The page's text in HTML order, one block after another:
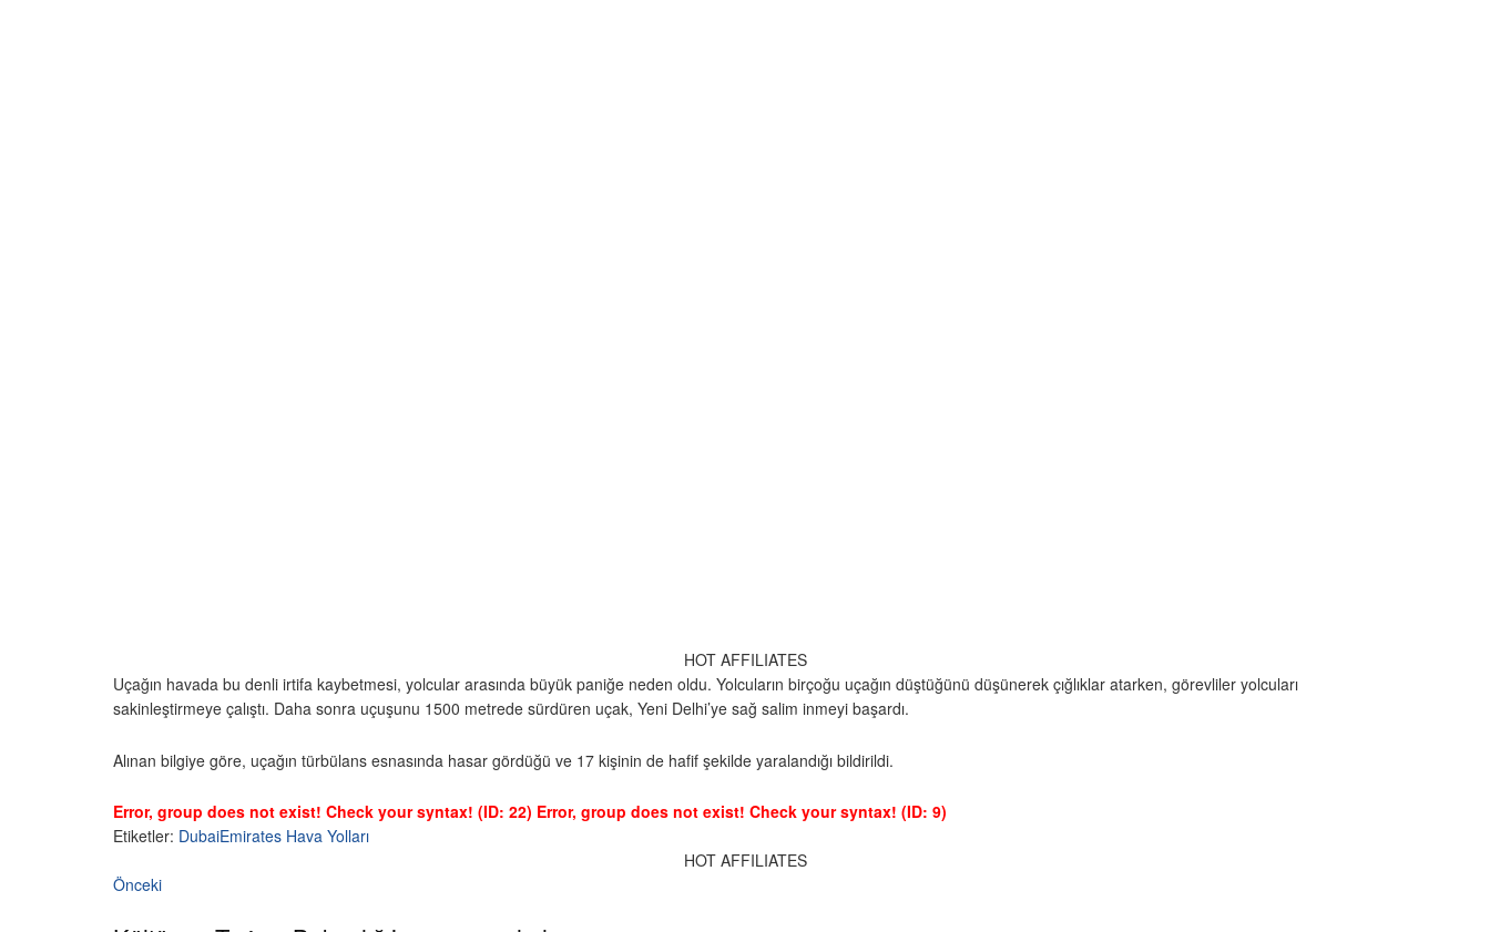
HOT AFFILIATES
Uçağın havada bu denli irtifa kaybetmesi, yolcular arasında büyük paniğe neden oldu. Yolcuların birçoğu uçağın düştüğünü düşünerek çığlıklar atarken, görevliler yolcuları
sakinleştirmeye çalıştı. Daha sonra uçuşunu 1500 metrede sürdüren uçak, Yeni Delhi’ye sağ salim inmeyi başardı.
Alınan bilgiye göre, uçağın türbülans esnasında hasar gördüğü ve 17 kişinin de hafif şekilde yaralandığı bildirildi.
Error, group does not exist! Check your syntax! (ID: 22) Error, group does not exist! Check your syntax! (ID: 9)
Etiketler: DubaiEmirates Hava Yolları
HOT AFFILIATES
Önceki